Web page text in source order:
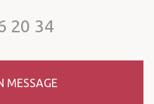
20 34
MESSAGE